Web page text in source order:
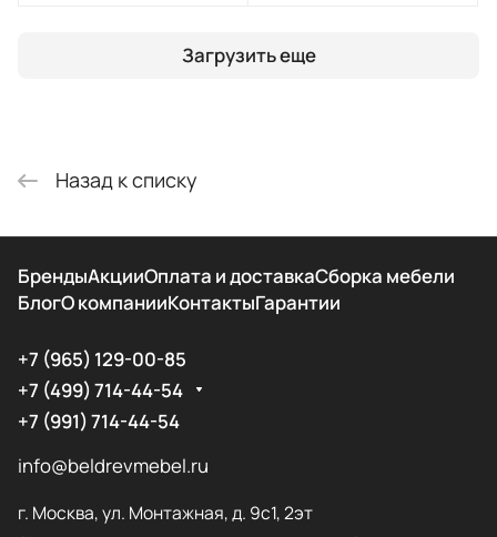
Загрузить еще
Назад к списку
БрендыАкцииОплата и доставкаСборка мебели
БлогО компанииКонтактыГарантии
+7 (965) 129-00-85
+7 (499) 714-44-54
+7 (991) 714-44-54
info@beldrevmebel.ru
г. Москва, ул. Монтажная, д. 9с1, 2эт